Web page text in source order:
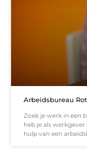
Arbeidsbureau
Zoek je werk in een
heb je als
hulp van een